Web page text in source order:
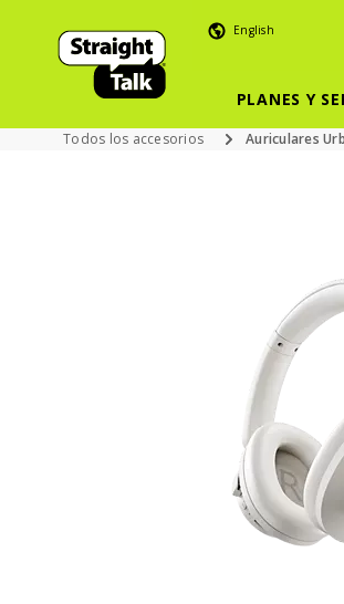
English
PLANES Y
Todos los accesorios Auriculares